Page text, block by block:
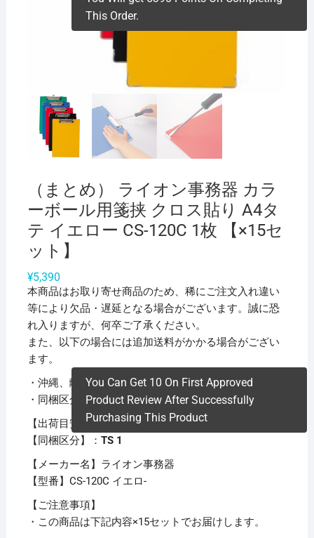
（まとめ） ライオン事務器 カラ
ーボール用箋挟 クロス貼り A4タ
テ イエロー CS-120C 1枚 【×15セ
ット】
¥5,390
本商品はお取り寄せ商品のため、稀にご注文入れ違い
等により欠品・遅延となる場合がございます。誠に恐
れ入りますが、何卒ご了承ください。
また、以下の場合には追加送料がかかる場合がござい
ます。
・沖縄、離島および一部地域への配送時
・同梱区分が異なる商品の複数購入時
【出荷目安】：1 – 5営業日 ※土日・祝除く
【同梱区分】： TS 1
【メーカー名】ライオン事務器
【型番】CS-120C イエロ-
【ご注意事項】
・この商品は下記内容×15セットでお届けします。
This Order.
You Can Get 10 On First Approved
Product Review After Successfully
Purchasing This Product